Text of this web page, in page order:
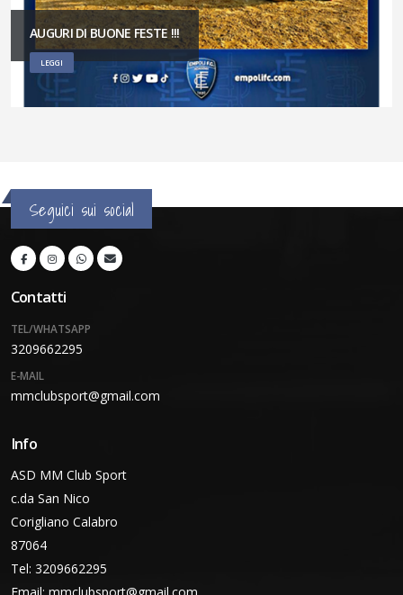
AUGURI DI BUONE FESTE !!!
LEGGI
Seguici sui social
Contatti
TEL/WHATSAPP
3209662295
E-MAIL
mmclubsport@gmail.com
Info
ASD MM Club Sport
c.da San Nico
Corigliano Calabro
87064
Tel: 3209662295